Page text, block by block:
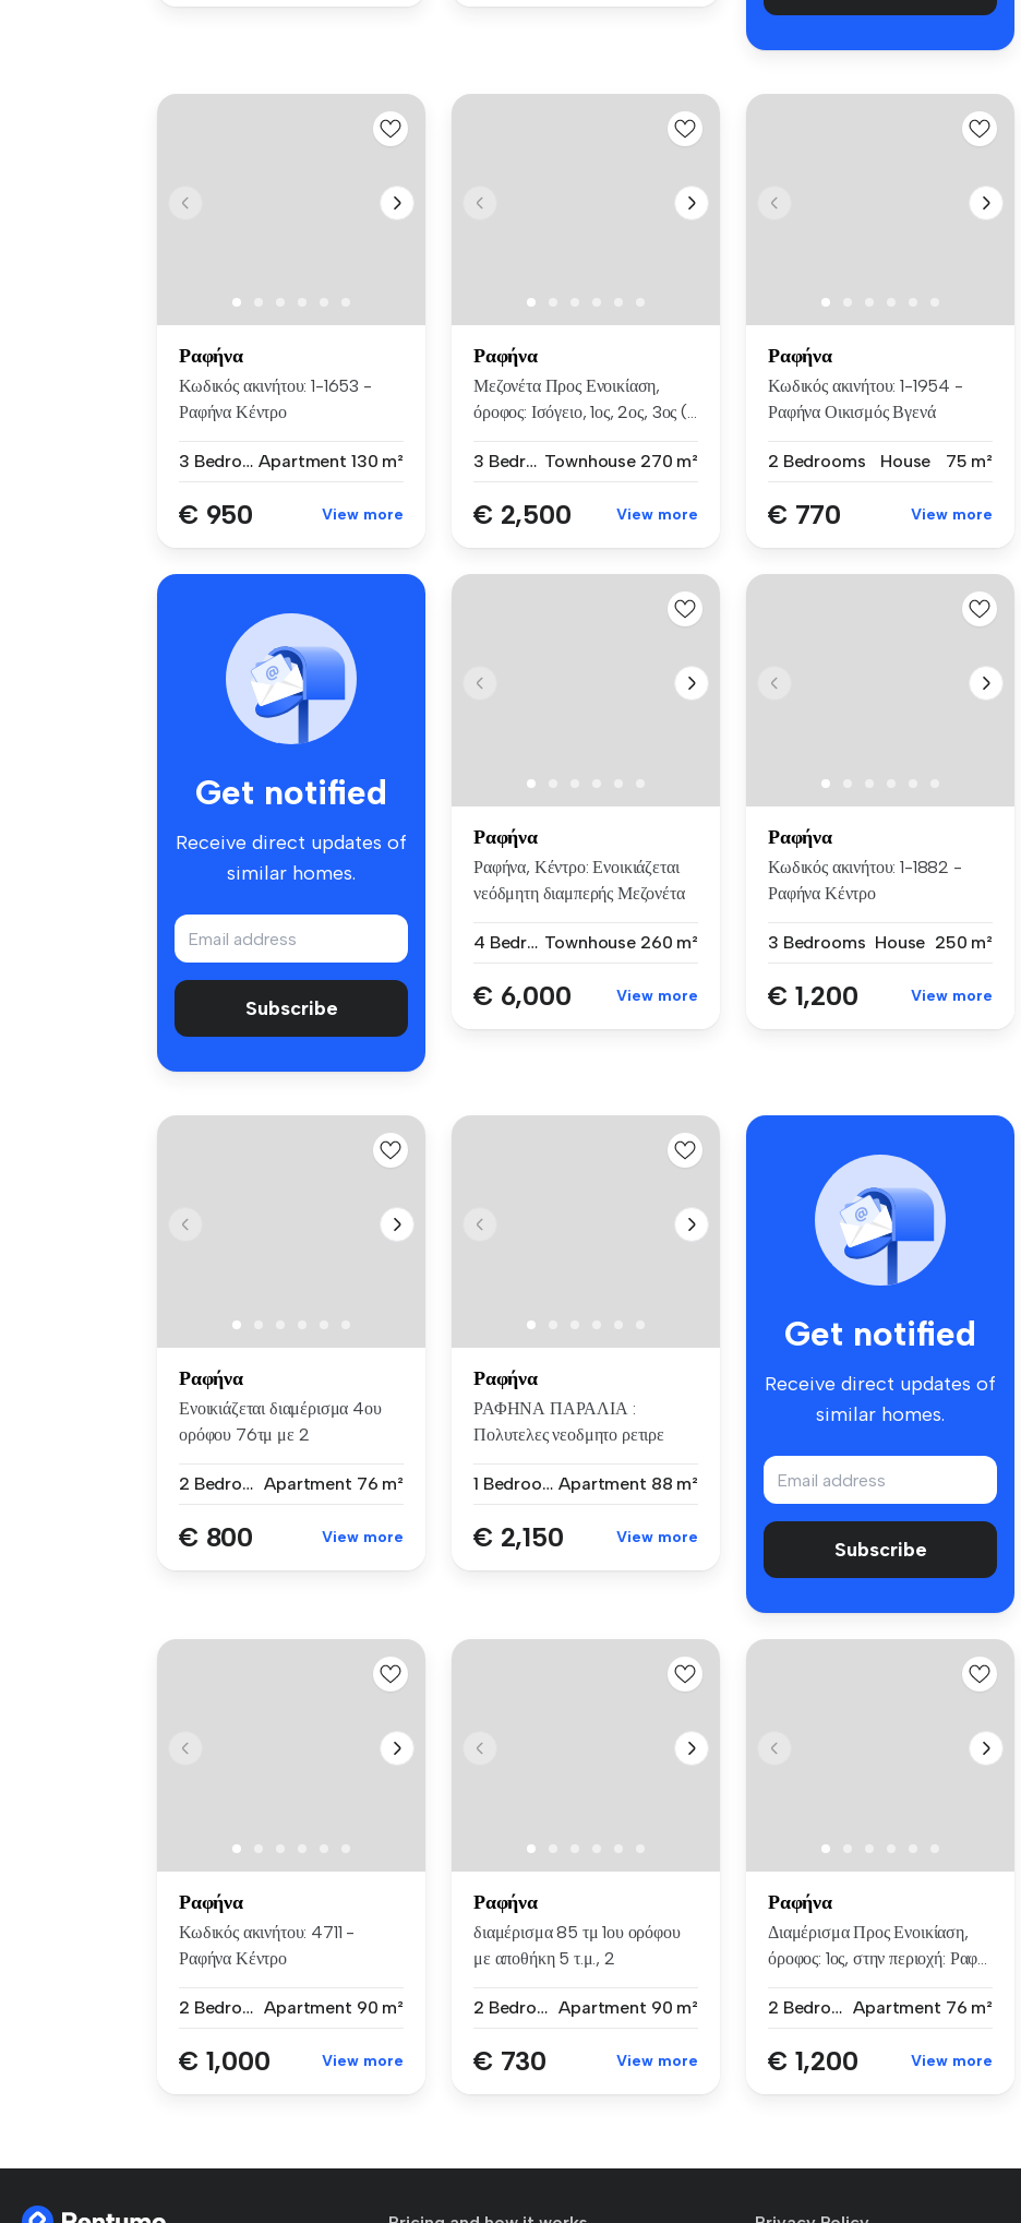
Ραφήνα
Κωδικός ακινήτου: 1-1653 -
Ραφήνα Κέντρο
3 Bedrooms Apartment 130 m²
€ 950 View more
Ραφήνα
Μεζονέτα Προς Ενοικίαση,
όροφος: Ισόγειο, 1ος, 2ος, 3ος (...
3 Bedrooms Townhouse 270 m²
€ 2,500 View more
Ραφήνα
Κωδικός ακινήτου: 1-1954 -
Ραφήνα Οικισμός Βγενά
2 Bedrooms
House 75 m²
€ 770 View more
Get notified
Receive direct updates of
similar homes.
Subscribe
Ραφήνα
Ραφήνα, Κέντρο: Ενοικιάζεται
νεόδμητη διαμπερής Μεζονέτα
4 Bedrooms Townhouse 260 m²
€ 6,000 View more
Ραφήνα
Κωδικός ακινήτου: 1-1882 -
Ραφήνα Κέντρο
3 Bedrooms House 250 m²
€ 1,200 View more
Ραφήνα
Ενοικιάζεται διαμέρισμα 4ου
ορόφου 76τμ με 2
2 Bedrooms Apartment 76 m²
€ 800 View more
Ραφήνα
ΡΑΦΗΝΑ ΠΑΡΑΛΙΑ :
Πολυτελες νεοδμητο ρετιρε
1 Bedroom Apartment 88 m²
€ 2,150 View more
Get notified
Receive direct updates of
similar homes.
Subscribe
Ραφήνα
Κωδικός ακινήτου: 4711 -
Ραφήνα Κέντρο
2 Bedrooms Apartment 90 m²
€ 1,000 View more
Ραφήνα
διαμέρισμα 85 τμ 1ου ορόφου
με αποθήκη 5 τ.μ., 2
2 Bedrooms Apartment 90 m²
€ 730 View more
Ραφήνα
Διαμέρισμα Προς Ενοικίαση,
όροφος: 1ος, στην περιοχή: Ραφ...
2 Bedrooms Apartment 76 m²
€ 1,200 View more